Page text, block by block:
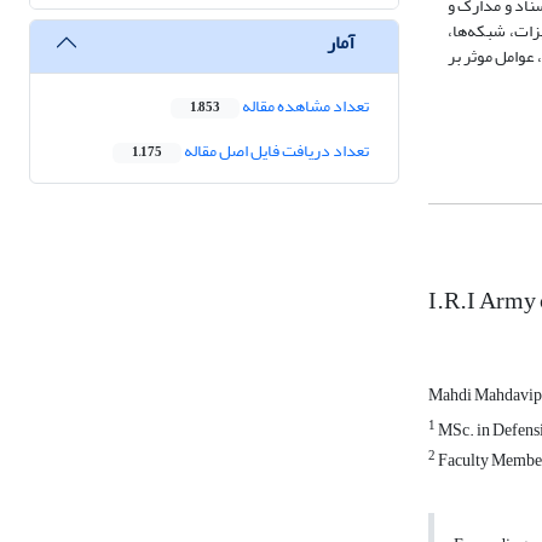
شبکه­‌ها،
موثر بر
I.R.I Army
Mahdi
1MSc. in
2Faculty
آمار
تعداد مشاهده مقاله 1,853
تعداد دریافت فایل اصل مقاله 1,175